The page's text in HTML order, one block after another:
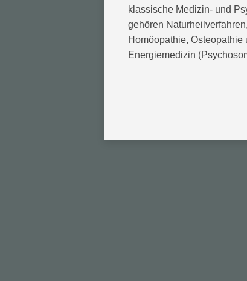
klassische Medizin- und
gehören
Homöopathie,
Energiemedizin